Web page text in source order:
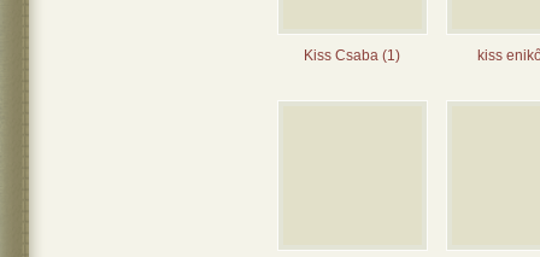
Kiss Csaba (1) kiss